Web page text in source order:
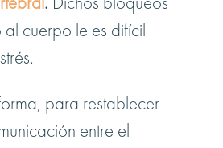
cuerpo le es difícil
para restablecer
entre el